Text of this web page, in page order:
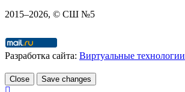
2015–2026, © СШ №5
Разработка сайта: Виртуальные технологии
Close Save changes